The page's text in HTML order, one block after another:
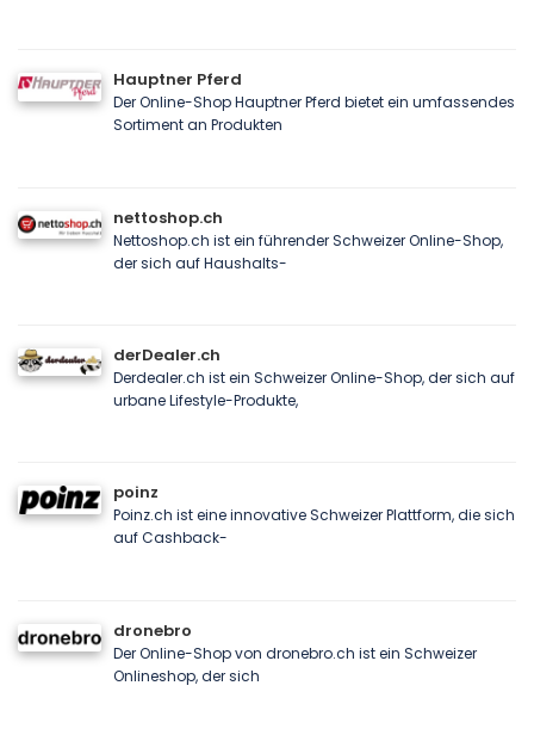
Hauptner Pferd
Der Online-Shop Hauptner Pferd bietet ein umfassendes
Sortiment an Produkten
nettoshop.ch
Nettoshop.ch ist ein führender Schweizer Online-Shop,
der sich auf Haushalts-
derDealer.ch
Derdealer.ch ist ein Schweizer Online-Shop, der sich auf
urbane Lifestyle-Produkte,
poinz
Poinz.ch ist eine innovative Schweizer Plattform, die sich
auf Cashback-
dronebro
Der Online-Shop von dronebro.ch ist ein Schweizer
Onlineshop, der sich